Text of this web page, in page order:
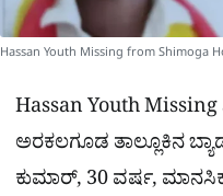
Hassan Youth Missing from Shimoga
Hassan Youth
ಅರಕಲಗೂಡ ತಾಲ್ಲೂಕಿನ
ಕುಮಾರ್, 30 ವರ್ಷ, ಮಾನಸಿಕ